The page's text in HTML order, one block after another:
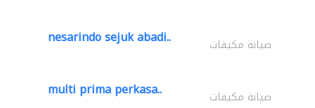
nesarindo sejuk abadi.. صيانة مكيفات
multi prima perkasa.. صيانة مكيفات